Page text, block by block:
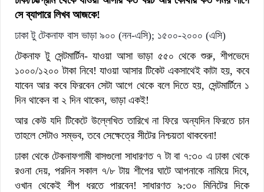
সে ব্যাপারে লিখব আজকে!
ঢাকা টু টেকনাফ বাস ভাড়া ৯০০ (নন-এসি); ১৫০০-২০০০ (এসি)
টেকনাফ টু সেন্টমার্টিন- যাওয়া আসা ভাড়া ৫৫০ থেকে শুরু, শীপভেদে
১০০০/১২০০ টাকা নিবে! যাওয়া আসার টিকেট একসাথেই কাটা হয়, কবে
যাবেন আর কবে ফিরবেন সেটা আগে থেকে বলে দিতে হয়, সেন্টমার্টিনে ১
দিন থাকেন বা ২ দিন থাকেন, ভাড়া একই!
আর কেউ যদি টিকেটে উল্লেখিত তারিখে না ফিরে অন্যদিন ফিরতে চান
তাহলে সেটাও সম্ভব, তবে সেক্ষেত্রে সীটের নিশ্চয়তা থাকবেনা!
ঢাকা থেকে টেকনাফগামী বাসগুলো সাধারণত ৭ টা বা ৭:৩০ এ ঢাকা থেকে
রওনা দেয়, পরদিন সকাল ৭/৮ টায় শীপের ঘাটে আপনাকে নামিয়ে দিবে,
ওখান থেকেই শীপ ধরতে পারবেন! সাধারণত ৯:৩০ মিনিটের দিকে